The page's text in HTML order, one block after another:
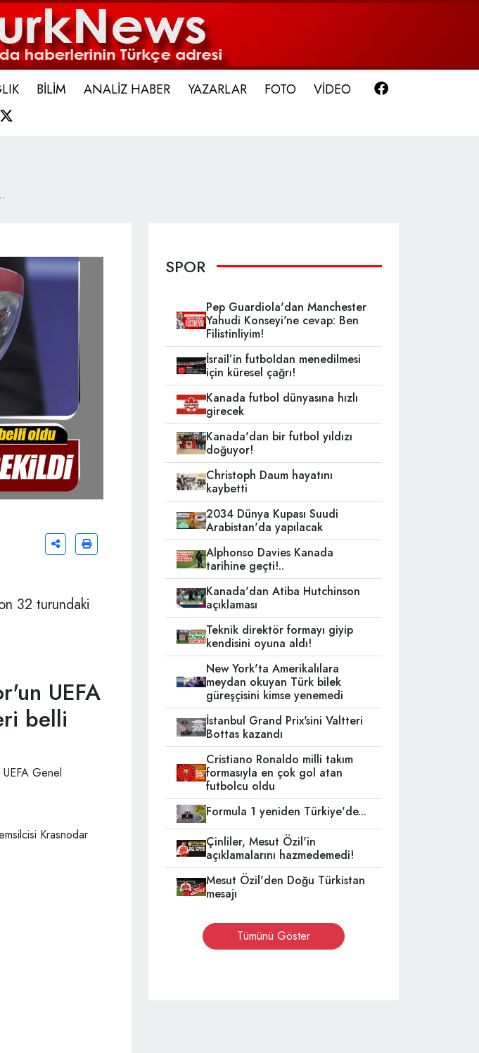
BİLİM ANALİZ HABER YAZARLAR FOTO VİDEO
32 turundaki
UEFA
belli
Genel
Krasnodar
SPOR
Pep Guardiola'dan Manchester
Yahudi Konseyi'ne cevap: Ben
Filistinliyim!
İsrail’in futboldan menedilmesi
için küresel çağrı!
Kanada futbol dünyasına hızlı
girecek
Kanada'dan bir futbol yıldızı
doğuyor!
Christoph Daum hayatını
kaybetti
2034 Dünya Kupası Suudi
Arabistan'da yapılacak
Alphonso Davies Kanada
tarihine geçti!..
Kanada'dan Atiba Hutchinson
açıklaması
Teknik direktör formayı giyip
kendisini oyuna aldı!
New York'ta Amerikalılara
meydan okuyan Türk bilek
güreşçisini kimse yenemedi
İstanbul Grand Prix'sini Valtteri
Bottas kazandı
Cristiano Ronaldo milli takım
formasıyla en çok gol atan
futbolcu oldu
Formula 1 yeniden Türkiye'de...
Çinliler, Mesut Özil'in
açıklamalarını hazmedemedi!
Mesut Özil'den Doğu Türkistan
mesajı
Tümünü Göster